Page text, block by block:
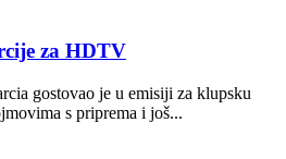
za HDTV
gostovao je u emisiji za klupsku
s priprema i još...